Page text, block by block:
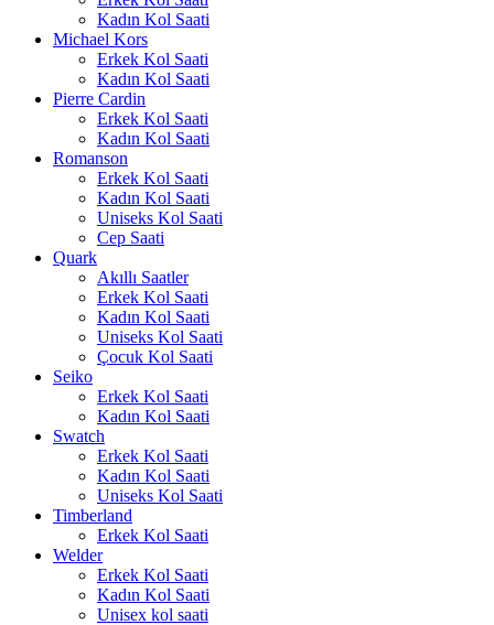
Kadın Kol Saati
Michael Kors
Erkek Kol Saati
Kadın Kol Saati
Pierre Cardin
Erkek Kol Saati
Kadın Kol Saati
Romanson
Erkek Kol Saati
Kadın Kol Saati
Uniseks Kol Saati
Cep Saati
Quark
Akıllı Saatler
Erkek Kol Saati
Kadın Kol Saati
Uniseks Kol Saati
Çocuk Kol Saati
Seiko
Erkek Kol Saati
Kadın Kol Saati
Swatch
Erkek Kol Saati
Kadın Kol Saati
Uniseks Kol Saati
Timberland
Erkek Kol Saati
Welder
Erkek Kol Saati
Kadın Kol Saati
Unisex kol saati